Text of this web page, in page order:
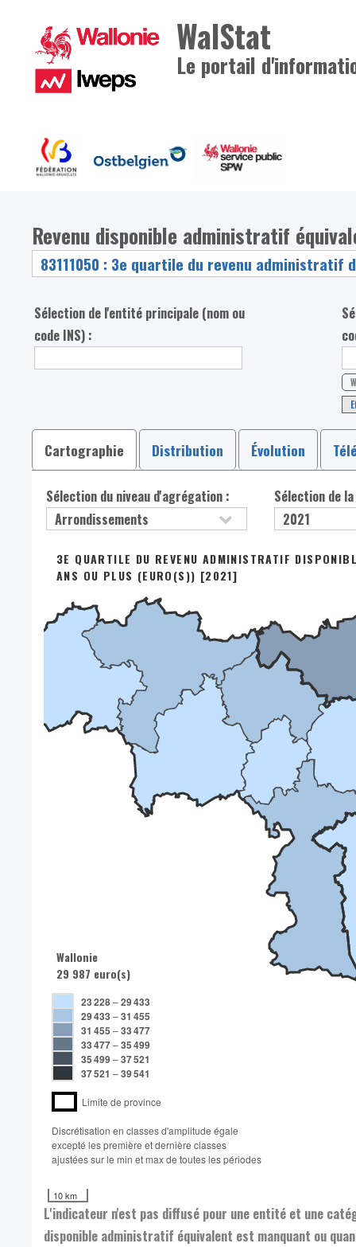
WalStat
Le portail
Revenu disponible administratif
Sélection de l'entité principale (nom ou
code INS) :
Cartographie Distribution Évolution
Sélection du niveau d'agrégation : Sélection de
3E QUARTILE DU REVENU ADMINISTRATIF
ANS OU PLUS (EURO(S)) [2021]
Wallonie
29 987 euro(s)
23 228–29 433
29 433 –31 455
31 455 –33 477
33 477–35 499
35 499–37 521
37 521 –39 541
Limite de province
Discrétisation en classes d'amplitude égale​
excepté les première et dernière classes
ajustées sur le min et max de toutes les périodes
10 km
L'indicateur n'est pas diffusé pour une entité et une
disponible administratif équivalent est manquant ou